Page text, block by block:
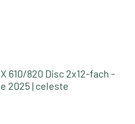
610/820 Disc 2x12-fach -
2025 | celeste